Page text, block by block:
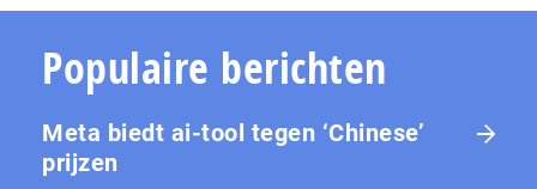
Populaire berichten
Meta biedt ai-tool tegen ‘Chinese’
prijzen